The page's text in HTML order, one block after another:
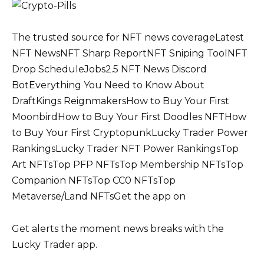
The trusted source for NFT news coverageLatest
NFT NewsNFT Sharp ReportNFT Sniping ToolNFT
Drop ScheduleJobs2.5 NFT News Discord
BotEverything You Need to Know About
DraftKings ReignmakersHow to Buy Your First
MoonbirdHow to Buy Your First Doodles NFTHow
to Buy Your First CryptopunkLucky Trader Power
RankingsLucky Trader NFT Power RankingsTop
Art NFTsTop PFP NFTsTop Membership NFTsTop
Companion NFTsTop CC0 NFTsTop
Metaverse/Land NFTsGet the app on
Get alerts the moment news breaks with the
Lucky Trader app.